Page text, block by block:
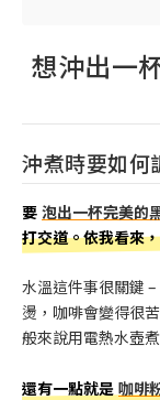
想沖出一
沖煮時要如何
要 泡出一杯完美的
打交道。依我看來
水溫這件事很關鍵
燙，咖啡會變得很
般來說用電熱水壺
還有一點就是 咖啡